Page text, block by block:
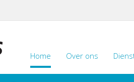
Home Over ons